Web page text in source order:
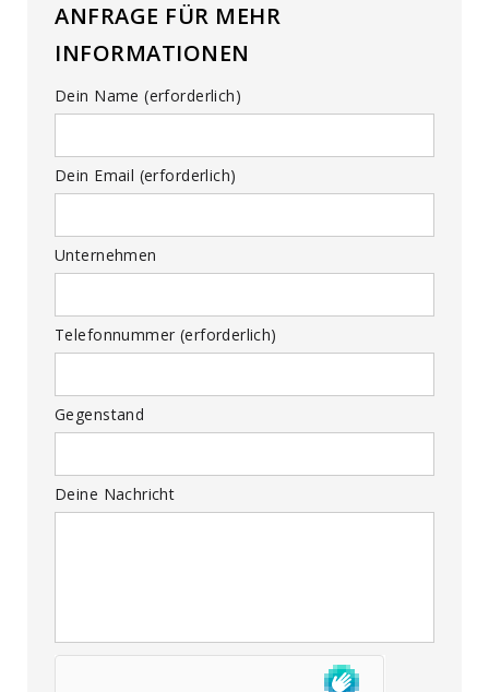
ANFRAGE FÜR MEHR
INFORMATIONEN
Dein Name (erforderlich)
Dein Email (erforderlich)
Unternehmen
Telefonnummer (erforderlich)
Gegenstand
Deine Nachricht